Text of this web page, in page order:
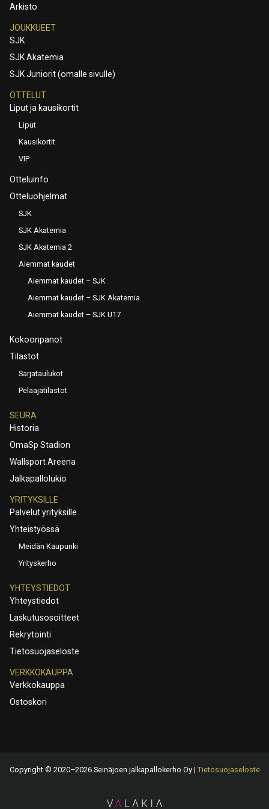
Arkisto
JOUKKUEET
SJK
SJK Akatemia
SJK Juniorit (omalle sivulle)
OTTELUT
Liput ja kausikortit
Liput
Kausikortit
VIP
Otteluinfo
Otteluohjelmat
SJK
SJK Akatemia
SJK Akatemia 2
Aiemmat kaudet
Aiemmat kaudet – SJK
Aiemmat kaudet – SJK Akatemia
Aiemmat kaudet – SJK U17
Kokoonpanot
Tilastot
Sarjataulukot
Pelaajatilastot
SEURA
Historia
OmaSp Stadion
Wallsport Areena
Jalkapallolukio
YRITYKSILLE
Palvelut yrityksille
Yhteistyössä
Meidän Kaupunki
Yrityskerho
YHTEYSTIEDOT
Yhteystiedot
Laskutusosoitteet
Rekrytointi
Tietosuojaseloste
VERKKOKAUPPA
Verkkokauppa
Ostoskori
Copyright © 2020–2026 Seinäjoen jalkapallokerho Oy | Tietosuojaseloste